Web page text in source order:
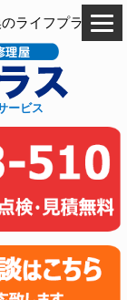
ライフプラス
ービス